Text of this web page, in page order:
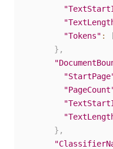
"Tokens" :
} ,
} ,